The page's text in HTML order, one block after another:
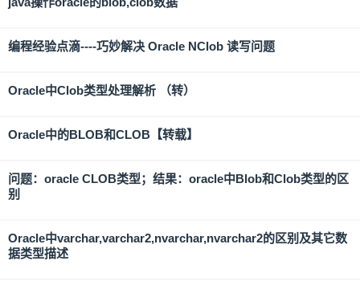
编程经验点滴----巧妙解决 Oracle NClob 读写问题
Oracle中Clob类型处理解析 （转）
Oracle中的BLOB和CLOB【转载】
问题：oracle CLOB类型；结果：oracle中Blob和Clob类型的区
别
Oracle中varchar,varchar2,nvarchar,nvarchar2的区别及其它数
据类型描述